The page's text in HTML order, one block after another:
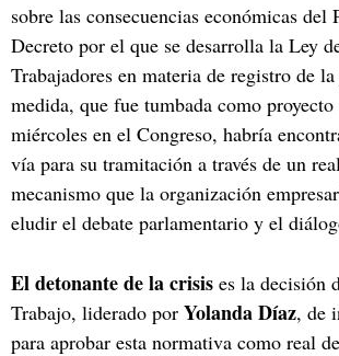
sobre las consecuencias económicas del
Decreto por el que se desarrolla la Ley
Trabajadores en materia de registro de
medida, que fue tumbada como
miércoles en el Congreso, habría
vía para su tramitación a través de un
mecanismo que la organización
eludir el debate parlamentario y el
El detonante de la crisis es la decisión
Trabajo, liderado por Yolanda Díaz, de
para aprobar esta normativa como real